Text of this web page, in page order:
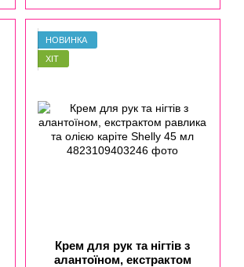
НОВИНКА
ХІТ
Крем для рук та нігтів з
алантоїном, екстрактом